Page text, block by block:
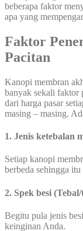
beberapa faktor
apa yang
Faktor
Pacitan
Kanopi membran
banyak sekali faktor
dari harga pasar
masing – masing.
1. Jenis ketebalan
Setiap kanopi
berbeda sehingga
2. Spek besi
Begitu pula jenis
keinginan Anda.